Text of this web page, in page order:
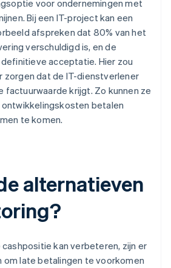
voor ondernemingen met
Bij een IT-project kan een
afspreken dat 80% van het
verschuldigd is, en de
acceptatie. Hier zou
zorgen dat de IT-dienstverlener
factuurwaarde krijgt. Zo kunnen ze
betalen
te komen.
alternatieven
kan verbeteren, zijn er
om late betalingen te voorkomen